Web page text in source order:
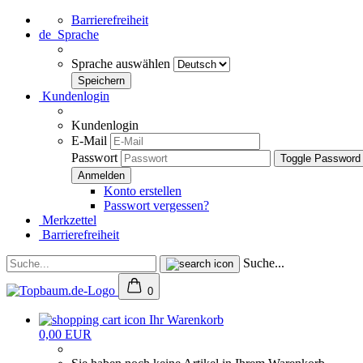
Barrierefreiheit
de Sprache
Sprache auswählen
Kundenlogin
Kundenlogin
E-Mail
Passwort
Toggle
Konto erstellen
Passwort vergessen?
Merkzettel
Barrierefreiheit
Suche...
0
Ihr Warenkorb
0,00 EUR